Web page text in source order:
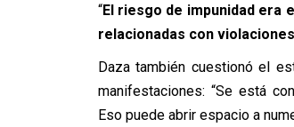
“El riesgo de impunidad era
relacionadas con
Daza también cuestionó el
manifestaciones: “Se está
Eso puede abrir espacio a